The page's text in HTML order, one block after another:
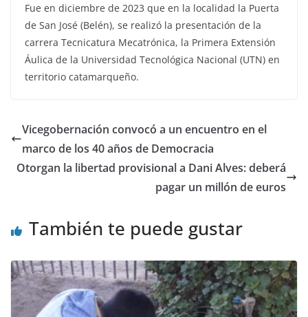
Fue en diciembre de 2023 que en la localidad la Puerta
de San José (Belén), se realizó la presentación de la
carrera Tecnicatura Mecatrónica, la Primera Extensión
Áulica de la Universidad Tecnológica Nacional (UTN) en
territorio catamarqueño.
Vicegobernación convocó a un encuentro en el
marco de los 40 años de Democracia
Otorgan la libertad provisional a Dani Alves: deberá
pagar un millón de euros
También te puede gustar